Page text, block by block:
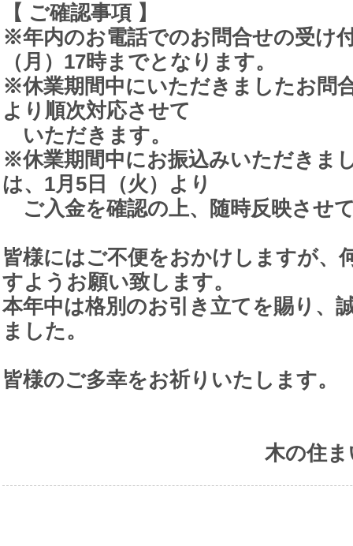
【 ご確認事項 】
※年内のお電話でのお問合せの受け
（月）17時までとなります。
※休業期間中にいただきましたお問
より順次対応させて
いただきます。
※休業期間中にお振込みいただきま
は、1月5日（火）より
ご入金を確認の上、随時反映させ
皆様にはご不便をおかけしますが、
すようお願い致します。
本年中は格別のお引き立てを賜り、
ました。
皆様のご多幸をお祈りいたします。
木の住